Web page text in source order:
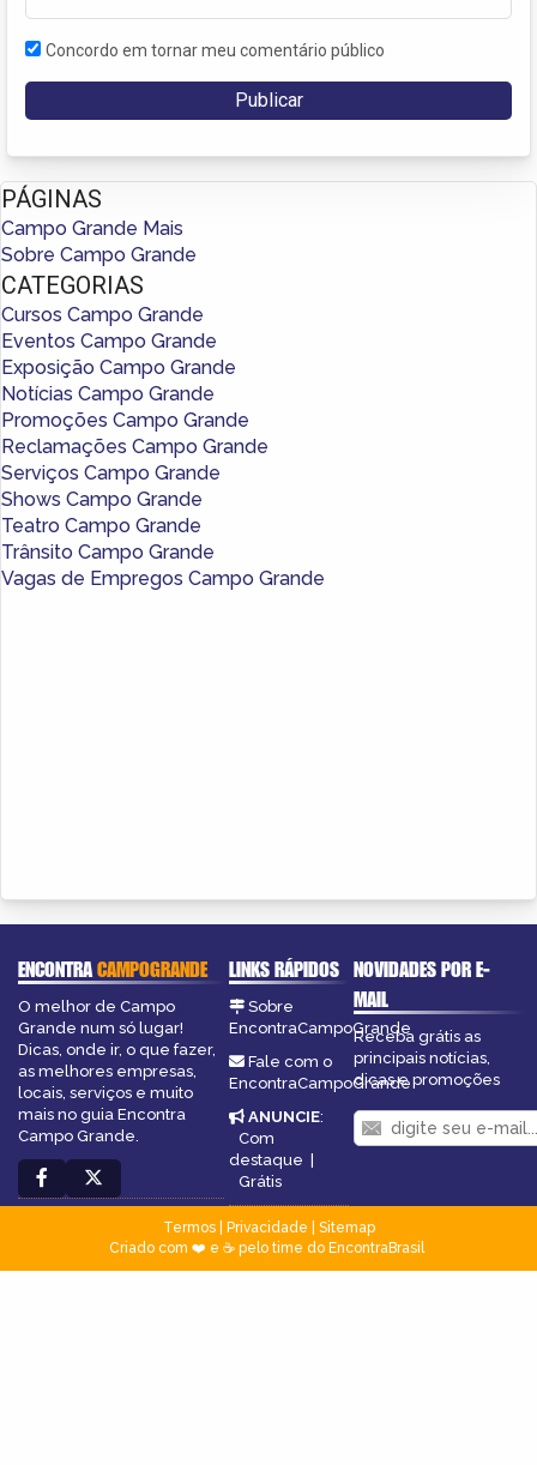
Concordo em tornar meu comentário público
PÁGINAS
Campo Grande Mais
Sobre Campo Grande
CATEGORIAS
Cursos Campo Grande
Eventos Campo Grande
Exposição Campo Grande
Notícias Campo Grande
Promoções Campo Grande
Reclamações Campo Grande
Serviços Campo Grande
Shows Campo Grande
Teatro Campo Grande
Trânsito Campo Grande
Vagas de Empregos Campo Grande
ENCONTRACAMPOGRANDE
O melhor de Campo
Grande num só lugar!
Dicas, onde ir, o que fazer,
as melhores empresas,
locais, serviços e muito
mais no guia Encontra
Campo Grande.
LINKS RÁPIDOS
Sobre
EncontraCampoGrande
Fale com o
EncontraCampoGrande
ANUNCIE:
Com
destaque |
Grátis
NOVIDADES POR E-
MAIL
Receba grátis as
principais notícias,
dicas e promoções
Termos| Privacidade
Sitemap
Criado com ❤️ e ☕ pelo time do EncontraBrasil